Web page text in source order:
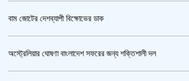
বাম জোটের দেশব্যাপী বিক্ষোভের ডাক
অস্ট্রেলিয়ার ঘোষণা বাংলাদেশ সফরের জন্য শক্তিশালী দল